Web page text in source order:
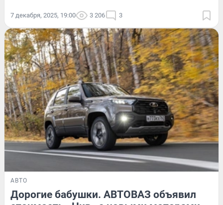
7 декабря, 2025, 19:00 3 206 3
АВТО
Дорогие бабушки. АВТОВАЗ объявил